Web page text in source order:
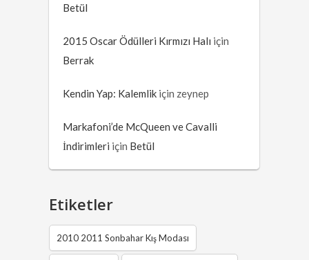
Betül
2015 Oscar Ödülleri Kırmızı Halı için
Berrak
Kendin Yap: Kalemlik için zeynep
Markafoni’de McQueen ve Cavalli
İndirimleri için Betül
Etiketler
2010 2011 Sonbahar Kış Modası